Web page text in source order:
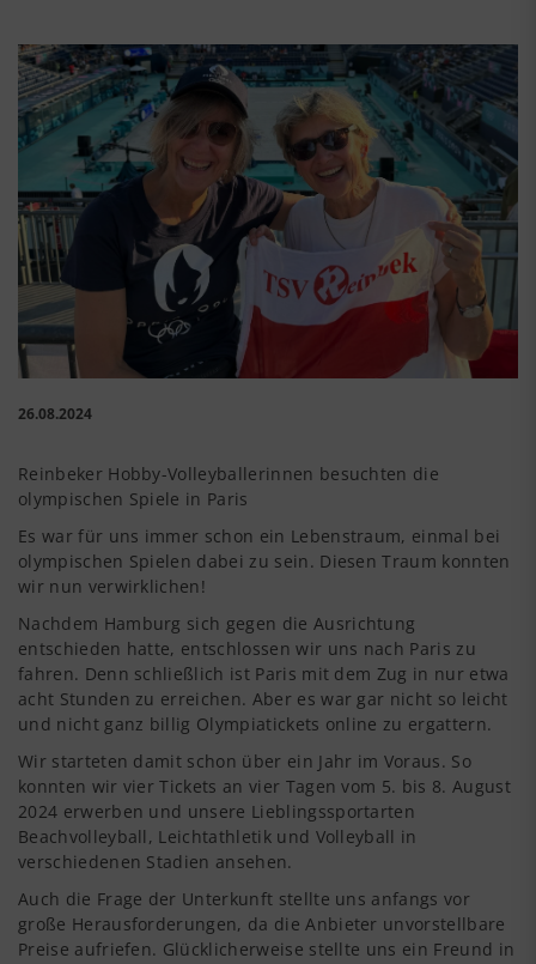
26.08.2024
Reinbeker Hobby-Volleyballerinnen besuchten die
olympischen Spiele in Paris
Es war für uns immer schon ein Lebenstraum, einmal bei
olympischen Spielen dabei zu sein. Diesen Traum konnten
wir nun verwirklichen!
Nachdem Hamburg sich gegen die Ausrichtung
entschieden hatte, entschlossen wir uns nach Paris zu
fahren. Denn schließlich ist Paris mit dem Zug in nur etwa
acht Stunden zu erreichen. Aber es war gar nicht so leicht
und nicht ganz billig Olympiatickets online zu ergattern.
Wir starteten damit schon über ein Jahr im Voraus. So
konnten wir vier Tickets an vier Tagen vom 5. bis 8. August
2024 erwerben und unsere Lieblingssportarten
Beachvolleyball, Leichtathletik und Volleyball in
verschiedenen Stadien ansehen.
Auch die Frage der Unterkunft stellte uns anfangs vor
große Herausforderungen, da die Anbieter unvorstellbare
Preise aufriefen. Glücklicherweise stellte uns ein Freund in